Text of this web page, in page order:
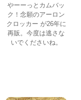
やーーっとカムバッ
ク！念願のアーロン
クロッカー が26年に
再販。今度は逃さな
いでくださいね。